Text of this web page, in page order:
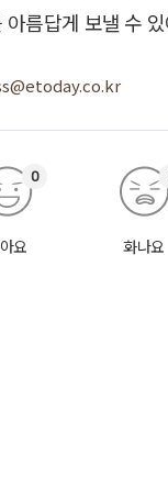
름답게 보낼 수
요
0
화나요